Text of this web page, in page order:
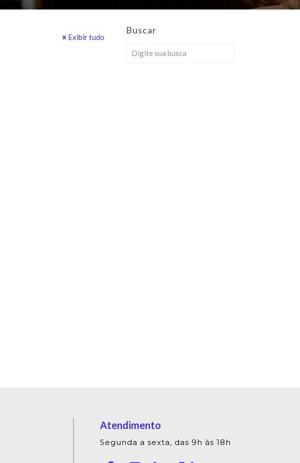
Exibir tudo
Buscar
Atendimento
Segunda a sexta, das 9h às 18h